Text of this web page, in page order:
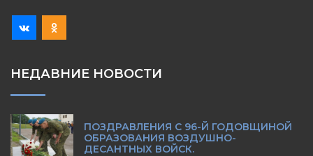
НЕДАВНИЕ НОВОСТИ
ПОЗДРАВЛЕНИЯ С 96-Й ГОДОВЩИНОЙ
ОБРАЗОВАНИЯ ВОЗДУШНО-
ДЕСАНТНЫХ ВОЙСК.